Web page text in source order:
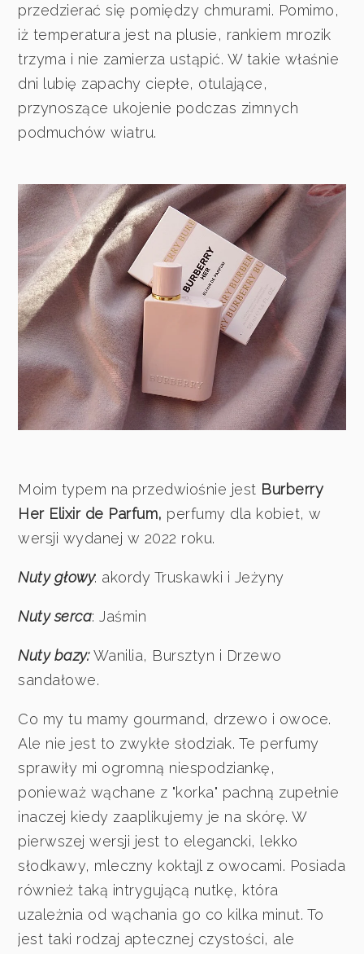
przedzierać się pomiędzy chmurami. Pomimo,
iż temperatura jest na plusie, rankiem mrozik
trzyma i nie zamierza ustąpić. W takie właśnie
dni lubię zapachy ciepłe, otulające,
przynoszące ukojenie podczas zimnych
podmuchów wiatru.
Moim typem na przedwiośnie jest Burberry
Her Elixir de Parfum, perfumy dla kobiet, w
wersji wydanej w 2022 roku.
Nuty głowy: akordy Truskawki i Jeżyny
Nuty serca: Jaśmin
Nuty bazy:Wanilia, Bursztyn i Drzewo
sandałowe.
Co my tu mamy gourmand, drzewo i owoce.
Ale nie jest to zwykłe słodziak. Te perfumy
sprawiły mi ogromną niespodziankę,
ponieważ wąchane z "korka" pachną zupełnie
inaczej kiedy zaaplikujemy je na skórę. W
pierwszej wersji jest to elegancki, lekko
słodkawy, mleczny koktajl z owocami. Posiada
również taką intrygującą nutkę, która
uzależnia od wąchania go co kilka minut. To
jest taki rodzaj aptecznej czystości, ale